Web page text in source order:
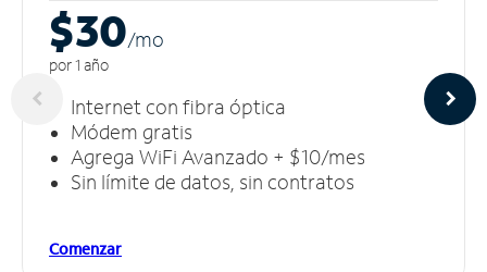
$30/mo
por 1 año
Internet con fibra óptica
Módem gratis
Agrega WiFi Avanzado + $10/mes
Sin límite de datos, sin contratos
Comenzar